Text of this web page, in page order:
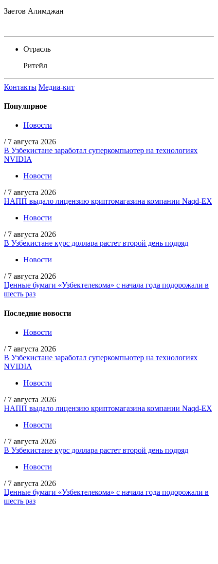
Заетов Алимджан
Отрасль
Ритейл
Контакты Медиа-кит
Популярное
Новости
/ 7 августа 2026
В Узбекистане заработал суперкомпьютер на технологиях
NVIDIA
Новости
/ 7 августа 2026
НАПП выдало лицензию криптомагазина компании Naqd-EX
Новости
/ 7 августа 2026
В Узбекистане курс доллара растет второй день подряд
Новости
/ 7 августа 2026
Ценные бумаги «Узбектелекома» с начала года подорожали в
шесть раз
Последние новости
Новости
/ 7 августа 2026
В Узбекистане заработал суперкомпьютер на технологиях
NVIDIA
Новости
/ 7 августа 2026
НАПП выдало лицензию криптомагазина компании Naqd-EX
Новости
/ 7 августа 2026
В Узбекистане курс доллара растет второй день подряд
Новости
/ 7 августа 2026
Ценные бумаги «Узбектелекома» с начала года подорожали в
шесть раз